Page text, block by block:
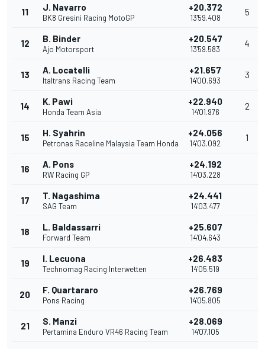
11 J. Navarro
BK8 Gresini Racing MotoGP
+20.372
13'59.408
5
12 B. Binder
Ajo Motorsport
+20.547
13'59.583
4
13 A. Locatelli
Italtrans Racing Team
+21.657
14'00.693
3
14 K. Pawi
Honda Team Asia
+22.940
14'01.976
2
15 H. Syahrin
Petronas Raceline Malaysia Team Honda
+24.056
14'03.092
1
16 A. Pons
RW Racing GP
+24.192
14'03.228
17 T. Nagashima
SAG Team
+24.441
14'03.477
18 L. Baldassarri
Forward Team
+25.607
14'04.643
19 I. Lecuona
Technomag Racing Interwetten
+26.483
14'05.519
20 F. Quartararo
Pons Racing
+26.769
14'05.805
21 S. Manzi
Pertamina Enduro VR46 Racing Team
+28.069
14'07.105